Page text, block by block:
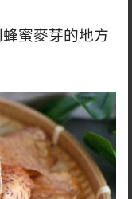
蜜麥芽的地方